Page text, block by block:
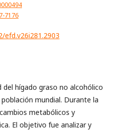
7176
efd.v26i281.2903
hígado graso no alcohólico
mundial. Durante la
metabólicos y
El objetivo fue analizar y